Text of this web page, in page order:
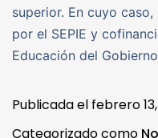
superior. En cuyo
por el SEPIE y
Educación del
Publicada el febrero
Categorizado como